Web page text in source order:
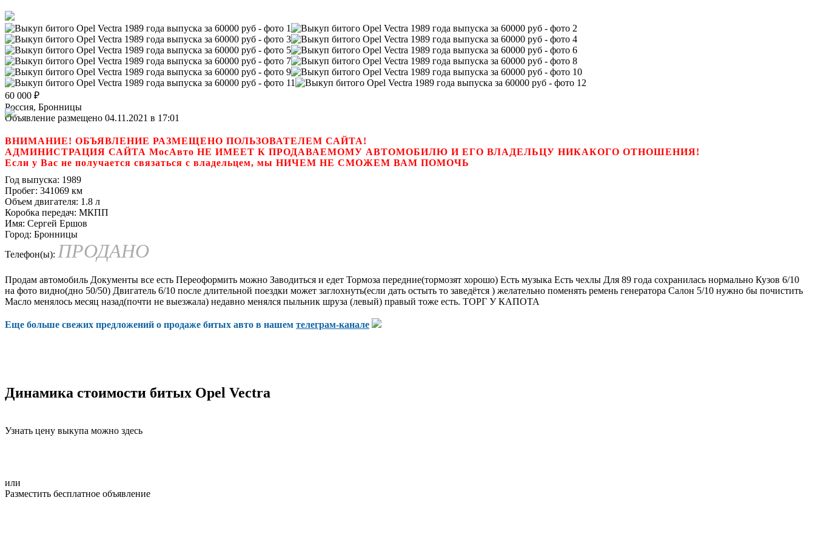
60 000 ₽
Россия, Бронницы
Объявление размещено 04.11.2021 в 17:01
ВНИМАНИЕ! ОБЪЯВЛЕНИЕ РАЗМЕЩЕНО ПОЛЬЗОВАТЕЛЕМ САЙТА!
АДМИНИСТРАЦИЯ САЙТА МосАвто НЕ ИМЕЕТ К ПРОДАВАЕМОМУ АВТОМОБИЛЮ И ЕГО ВЛАДЕЛЬЦУ НИКАКОГО ОТНОШЕНИЯ!
Если у Вас не получается связаться с владельцем, мы НИЧЕМ НЕ СМОЖЕМ ВАМ ПОМОЧЬ
Год выпуска: 1989
Пробег: 341069 км
Объем двигателя: 1.8 л
Коробка передач: МКПП
Имя: Сергей Ершов
Город: Бронницы
Телефон(ы): ПРОДАНО
Продам автомобиль Документы все есть Переоформить можно Заводиться и едет Тормоза передние(тормозят хорошо) Есть музыка Есть чехлы Для 89 года сохранилась нормально Кузов 6/10
на фото видно(дно 50/50) Двигатель 6/10 после длительной поездки может заглохнуть(если дать остыть то заведëтся ) желательно поменять ремень генератора Салон 5/10 нужно бы почистить
Масло менялось месяц назад(почти не выезжала) недавно менялся пыльник шруза (левый) правый тоже есть. ТОРГ У КАПОТА
Еще больше свежих предложений о продаже битых авто в нашем телеграм-канале
Динамика стоимости битых Opel Vectra
Узнать цену выкупа можно здесь
или
Разместить бесплатное объявление